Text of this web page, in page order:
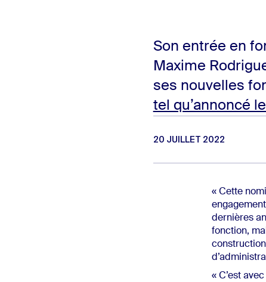
Son entrée en
Maxime
ses nouvelles
tel qu’annoncé
20 JUILLET 2022
« Cette
dernières
fonction,
« C’est